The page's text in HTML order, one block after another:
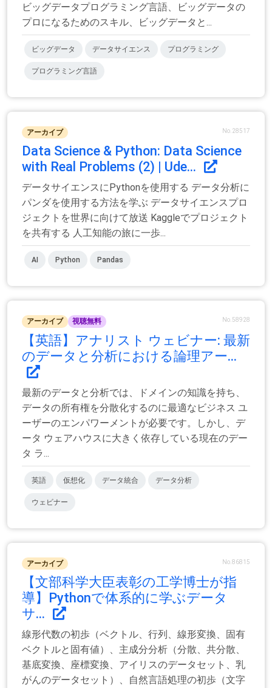
ビッグデータプログラミング言語、ビッグデータの
プロになるためのスキル、ビッグデータと...
ビッグデータ データサイエンス プログラミング
プログラミング言語
アーカイブ No.28517
Data Science & Python: Data Science
with Real Problems (2) | Ude...
データサイエンスにPythonを使用する データ分析に
パンダを使用する方法を学ぶ データサイエンスプロ
ジェクトを世界に向けて放送 Kaggleでプロジェクト
を共有する 人工知能の旅に一歩...
AI Python Pandas
アーカイブ 視聴無料 No.58928
【英語】アナリスト ウェビナー: 最新
のデータと分析における論理アー...
最新のデータと分析では、ドメインの知識を持ち、
データの所有権を分散化するのに最適なビジネス ユ
ーザーのエンパワーメントが必要です。しかし、デ
ータ ウェアハウスに大きく依存している現在のデー
タ ラ...
英語 仮想化 データ統合 データ分析
ウェビナー
アーカイブ No.86815
【文部科学大臣表彰の工学博士が指
導】Pythonで体系的に学ぶデータ
サ...
線形代数の初歩（ベクトル、行列、線形変換、固有
ベクトルと固有値）、主成分分析（分散、共分散、
基底変換、座標変換、アイリスのデータセット、乳
がんのデータセット）、自然言語処理の初歩（文字